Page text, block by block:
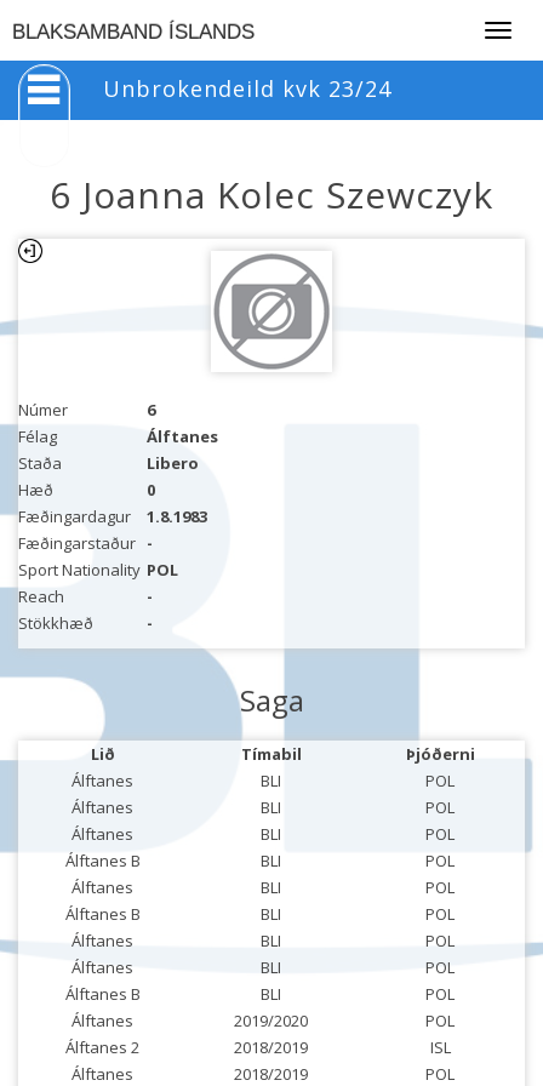
BLAKSAMBAND ÍSLANDS
Unbrokendeild kvk 23/24
6 Joanna Kolec Szewczyk
Númer
6
Félag
Álftanes
Staða
Libero
Hæð
0
Fæðingardagur
1.8.1983
Fæðingarstaður -
Sport Nationality POL
Reach
-
Stökkhæð
-
Saga
Lið Tímabil
Þjóðerni
Álftanes
BLI
POL
Álftanes
BLI
POL
Álftanes
BLI
POL
Álftanes B
BLI
POL
Álftanes
BLI
POL
Álftanes B
BLI
POL
Álftanes
BLI
POL
Álftanes
BLI
POL
Álftanes B
BLI
POL
Álftanes
2019/2020
POL
Álftanes 2
2018/2019
ISL
Álftanes
2018/2019 POL